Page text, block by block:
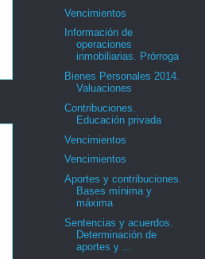
Vencimientos
Información de
operaciones
inmobiliarias. Prórroga
Bienes Personales 2014.
Valuaciones
Contribuciones.
Educación privada
Vencimientos
Vencimientos
Aportes y contribuciones.
Bases mínima y
máxima
Sentencias y acuerdos.
Determinación de
aportes y ...